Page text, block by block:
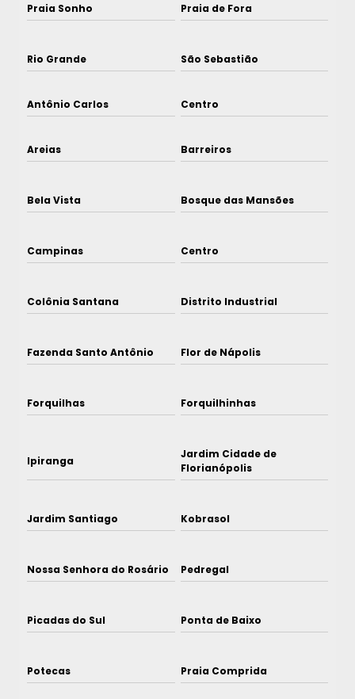
Praia Sonho Praia de Fora
Rio Grande São Sebastião
Antônio Carlos Centro
Areias Barreiros
Bela Vista Bosque das Mansões
Campinas Centro
Colônia Santana Distrito Industrial
Fazenda Santo Antônio Flor de Nápolis
Forquilhas Forquilhinhas
Ipiranga
Jardim Cidade de
Florianópolis
Jardim Santiago Kobrasol
Nossa Senhora do Rosário Pedregal
Picadas do Sul Ponta de Baixo
Potecas Praia Comprida